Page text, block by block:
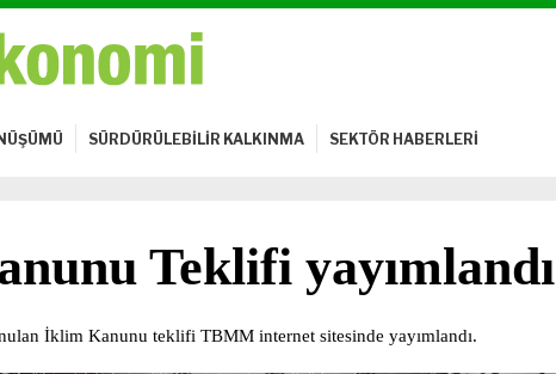
SÜRDÜRÜLEBİLİR KALKINMA SEKTÖR HABERLERİ
Teklifi yayımlandı
İklim Kanunu teklifi TBMM internet sitesinde yayımlandı.